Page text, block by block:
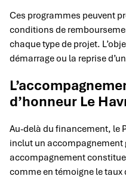
Ces programmes peuvent
conditions de
chaque type de projet.
démarrage ou la reprise
d’honneur Le
Au-delà du financement, le
inclut un accompagnement
accompagnement
comme en témoigne le taux